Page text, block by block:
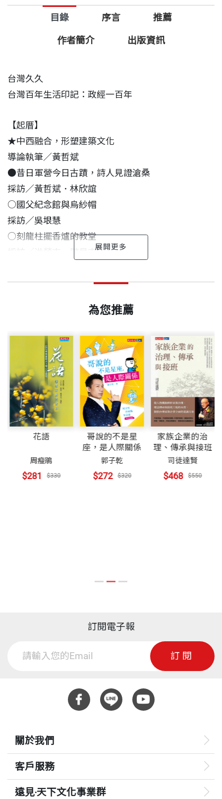
的傳記論述，但這只是歷史拼圖的一塊；「民國99．
台灣久久」的十二大主題，內含更多台灣社會變遷的
縮影與切片，從報紙見刊到書籍出版，天下文化與
在編輯與作者重新整合下，十二大主題及三百多則子
現，三卷主題內容如下：
【玩樂一百年】：呷飯．看戲．遊玩．摩登
【人文一百年】：讀冊．運動．生死．拜拜
【政經一百年】：起厝．創業．投票．風雲
我們期待能與讀者在閱讀過程中，一起回顧台灣社會
變遷的關鍵階段，重新認識台灣庶民生活的真實紀
錄，並喚起美好時代的向上精神，重燃台灣新世代的
第二十四屆吳舜文新聞獎 得獎評語：
灣各族群、各領域庶民攜手共建的台灣文化精髓及其
內蘊的核心價值。」
第二十四屆吳舜文新聞獎 評審意見：
「本專題報導主題及子題的深廣度具足，點面的內容
兼顧，今昔故事串陳，層次井然，結構幾近完整；文
字及圖像的採集、整理及編撰，具見用心及專業智
慧，使報導能趨近生動與嚴肅、趣味與意義並致的境
界。在民國一百年前夕，本專題報導掌握新聞價值的
要義，藉由鋪陳台灣百年的文化脈動，點亮台灣的集
目錄 序言 推薦
作者簡介 出版資訊
台灣久久
台灣百年生活印記：政經一百年
【起厝】
★中西融合，形塑建築文化
導論執筆／黃哲斌
●昔日軍營今日古蹟，詩人見證滄桑
採訪／黃哲斌．林欣誼
○國父紀念館與烏紗帽
採訪／吳垠慧
○刻龍柱擺香爐的教堂
採訪／洪榮志．陳易志
採訪／黃哲斌
採訪／石文南．黃文博
採訪／黃哲斌
○西市場布市繁華落盡
採訪／黃哲斌
●蓋自己的房子，活出自己的生命故事：王秀蓮
採訪／黃哲斌
○夢幻豪宅高不可攀
採訪／黃哲斌
○老工匠兄弟，重現失傳竹籠屋
採訪／黃哲斌
●老街住商合一，忙裡有閒
採訪／林欣誼．黃哲斌 整理／黃哲斌
●見證權力起落的神社
採訪／黃如萍．甘嘉雯 整理／黃哲斌
採訪／黃哲斌．黃文博 整理／黃哲斌
●高密度的同儕生活空間
●離巢單飛，尋找家的感覺
採訪／黃哲斌 整理／黃哲斌
採訪／邱祖胤．林郁平．黃哲斌 整理／黃哲斌
共創「台灣經驗」後，我們認為，該是揚棄帝王將相
的統治者觀點、走出國共內戰的政治化餘緒，從多數
人民經歷過的庶民生活出發，以台灣這片土地為敘述
主體，整體刻劃過去一百年人民情感與共同記憶的關
鍵時刻！
我們希望把歷史解釋權與話語權還給人民，因此，在
民國九十九年的第一天，我們推出為期一整年的「打
拚向前行──民國九九，台灣久久」大型專題，用這
種方式來為全體台灣人民的努力喝采。
員所有記者，從庶民角度、台灣主體、人本主義出
發，用心述說過去百年這片土地上發生的種種動人故
事。希望透過這種努力，讓台灣人民找到連結過去與
現在、傳統與創新的關鍵力量，讓不同族群在保留原
本差異下，學習尊重與欣賞其他族群的生活經驗，進
而在這片共同生活、命運一體的土地上安身立命。
其實，一百年的社會轉型與生活變化，每一個歷史主
也都可以發展出一本專書，我們在有限篇幅能夠做
的，就是努力說出每個主題與台灣人民關連最深的故
博物館館長，必須思考如何從博物館觀點來詮釋臺灣
歷史。歷史的基本精神是「執中」，我認為：臺灣的
歷史就是臺灣這一片土地的歷史，也是所有臺灣人民
的歷史。進一步說，臺灣的歷史是以「臺灣」這一塊
土地為舞台，以先來後到的「臺灣人」為主角，所建
構臺灣長時間、多民族與自然環境互動的歷史。
歷史並不是塵封的往事，而是過去、現在與未來源源
不斷的長流；民主時代的歷史，不能統一論述，而是
開放的公眾論壇，而且歷史仍然有待不斷的發現和詮
報導，需要許多資料，因此他們希望國立臺灣歷史博
物館能夠協助提供相關資料，支持這一整年的專題報
導。或許是一個巧合，本館九十八年四月創刊的《觀
台灣季刊》是以社會大眾為對象的臺灣史推廣刊物，
創刊的第一個系列就是連續十二期的「臺灣百年系
列」，內容是從庶民的、親切的觀點，敘述百年台灣
識：從庶民生活的觀點，廣泛的講述許多臺灣人的故
事，層面包含多元族群、百工行業，並表現臺灣人在
百年歷程中所表現的正面意涵，如多元、自信、尊
芳、郭石城、高有智、楊舒媚
出版日期 2011/01/31
出版社 天下文化
裝幀 硬殼精裝
開本 17x23cm
為您推薦
花語
周瘦鵑
$281 $330
哥說的不是星
座，是人際關係
郭子乾
$272 $320
家族企業的治
理、傳承與接班
司徒達賢
$468 $550
訂閱電子報
訂閱
關於我們
客戶服務
遠見‧天下文化事業群